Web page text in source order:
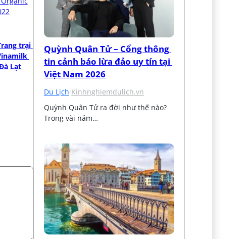
trại
Lạt
Quỳnh Quân Tử – Cổng thông
tin cảnh báo lừa đảo uy tín tại
Việt Nam 2026
Du Lịch·Kinhnghiemdulich.vn
Quỳnh Quân Tử ra đời như thế nào?
Trong vài năm…